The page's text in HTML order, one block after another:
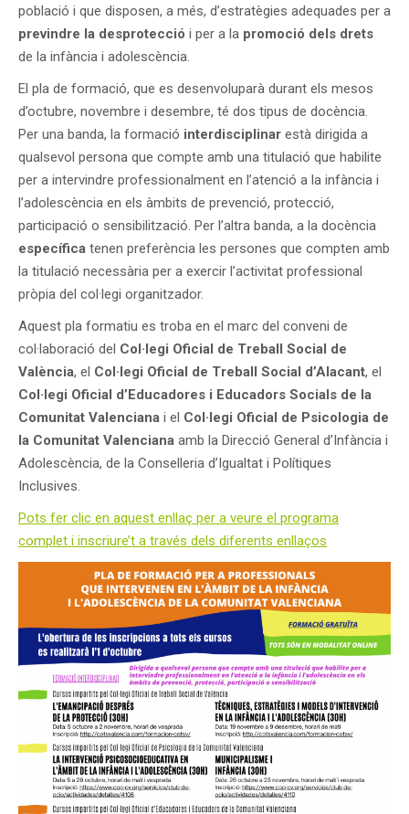
població i que disposen, a més, d’estratègies adequades per a
previndre la desprotecció i per a la promoció dels drets
de la infància i adolescència.
El pla de formació, que es desenvoluparà durant els mesos
d’octubre, novembre i desembre, té dos tipus de docència.
Per una banda, la formació interdisciplinar està dirigida a
qualsevol persona que compte amb una titulació que habilite
per a intervindre professionalment en l’atenció a la infància i
l’adolescència en els àmbits de prevenció, protecció,
participació o sensibilització. Per l’altra banda, a la docència
específica tenen preferència les persones que compten amb
la titulació necessària per a exercir l’activitat professional
pròpia del col·legi organitzador.
Aquest pla formatiu es troba en el marc del conveni de
col·laboració del Col·legi Oficial de Treball Social de
València, el Col·legi Oficial de Treball Social d’Alacant, el
Col·legi Oficial d’Educadores i Educadors Socials de la
Comunitat Valenciana i el Col·legi Oficial de Psicologia de
la Comunitat Valenciana amb la Direcció General d’Infància i
Adolescència, de la Conselleria d’Igualtat i Polítiques
Inclusives.
Pots fer clic en aquest enllaç per a veure el programa
complet i inscriure’t a través dels diferents enllaços